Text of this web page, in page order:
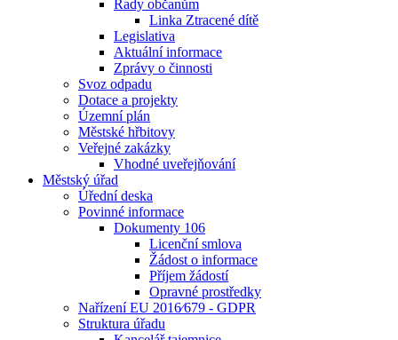
Rady občanům
Linka Ztracené dítě
Legislativa
Aktuální informace
Zprávy o činnosti
Svoz odpadu
Dotace a projekty
Územní plán
Městské hřbitovy
Veřejné zakázky
Vhodné uveřejňování
Městský úřad
Úřední deska
Povinné informace
Dokumenty 106
Licenční smlova
Žádost o informace
Příjem žádostí
Opravné prostředky
Nařízení EU 2016⁄679 - GDPR
Struktura úřadu